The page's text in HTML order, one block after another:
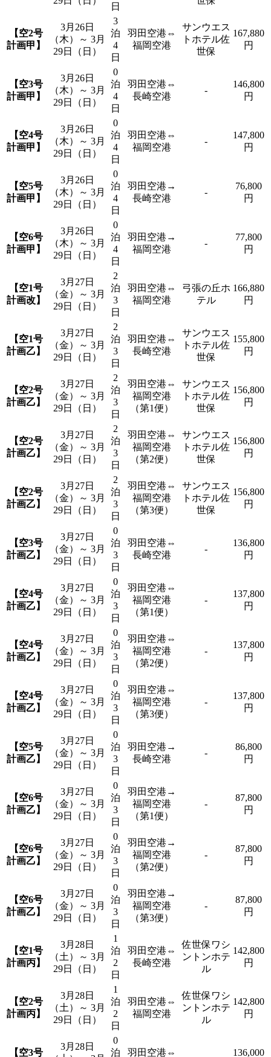
日
【空2号
計画甲】
3月26日
（木）～ 3月
29日（日）
3
泊
4
日
羽田空港⇔
福岡空港
サンウエス
トホテル佐
世保
167,880
円
【空3号
計画甲】
3月26日
（木）～ 3月
29日（日）
0
泊
4
日
羽田空港⇔
長崎空港
-
146,800
円
【空4号
計画甲】
3月26日
（木）～ 3月
29日（日）
0
泊
4
日
羽田空港⇔
福岡空港
-
147,800
円
【空5号
計画甲】
3月26日
（木）～ 3月
29日（日）
0
泊
4
日
羽田空港→
長崎空港
-
76,800
円
【空6号
計画甲】
3月26日
（木）～ 3月
29日（日）
0
泊
4
日
羽田空港→
福岡空港
-
77,800
円
【空1号
計画改】
3月27日
（金）～ 3月
29日（日）
2
泊
3
日
羽田空港⇔
福岡空港
弓張の丘ホ
テル
166,880
円
【空1号
計画乙】
3月27日
（金）～ 3月
29日（日）
2
泊
3
日
羽田空港⇔
長崎空港
サンウエス
トホテル佐
世保
155,800
円
【空2号
計画乙】
3月27日
（金）～ 3月
29日（日）
2
泊
3
日
羽田空港⇔
福岡空港
（第1便）
サンウエス
トホテル佐
世保
156,800
円
【空2号
計画乙】
3月27日
（金）～ 3月
29日（日）
2
泊
3
日
羽田空港⇔
福岡空港
（第2便）
サンウエス
トホテル佐
世保
156,800
円
【空2号
計画乙】
3月27日
（金）～ 3月
29日（日）
2
泊
3
日
羽田空港⇔
福岡空港
（第3便）
サンウエス
トホテル佐
世保
156,800
円
【空3号
計画乙】
3月27日
（金）～ 3月
29日（日）
0
泊
3
日
羽田空港⇔
長崎空港
-
136,800
円
【空4号
計画乙】
3月27日
（金）～ 3月
29日（日）
0
泊
3
日
羽田空港⇔
福岡空港
（第1便）
-
137,800
円
【空4号
計画乙】
3月27日
（金）～ 3月
29日（日）
0
泊
3
日
羽田空港⇔
福岡空港
（第2便）
-
137,800
円
【空4号
計画乙】
3月27日
（金）～ 3月
29日（日）
0
泊
3
日
羽田空港⇔
福岡空港
（第3便）
-
137,800
円
【空5号
計画乙】
3月27日
（金）～ 3月
29日（日）
0
泊
3
日
羽田空港→
長崎空港
-
86,800
円
【空6号
計画乙】
3月27日
（金）～ 3月
29日（日）
0
泊
3
日
羽田空港→
福岡空港
（第1便）
-
87,800
円
【空6号
計画乙】
3月27日
（金）～ 3月
29日（日）
0
泊
3
日
羽田空港→
福岡空港
（第2便）
-
87,800
円
【空6号
計画乙】
3月27日
（金）～ 3月
29日（日）
0
泊
3
日
羽田空港→
福岡空港
（第3便）
-
87,800
円
【空1号
計画丙】
3月28日
（土）～ 3月
29日（日）
1
泊
2
日
羽田空港⇔
長崎空港
佐世保ワシ
ントンホテ
ル
142,800
円
【空2号
計画丙】
3月28日
（土）～ 3月
29日（日）
1
泊
2
日
羽田空港⇔
福岡空港
佐世保ワシ
ントンホテ
ル
142,800
円
【空3号
3月28日
0
泊
羽田空港⇔ 136,000